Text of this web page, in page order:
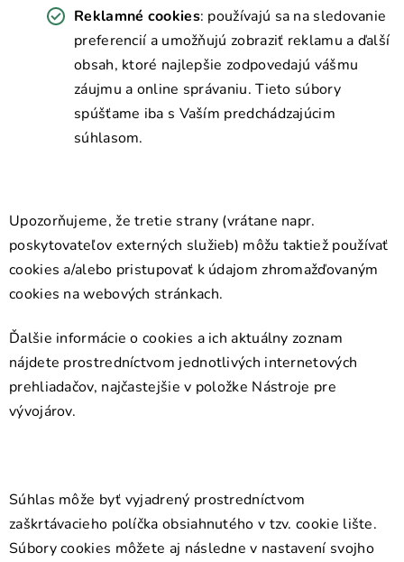
Reklamné cookies: používajú sa na sledovanie
preferencií a umožňujú zobraziť reklamu a ďalší
obsah, ktoré najlepšie zodpovedajú vášmu
záujmu a online správaniu. Tieto súbory
spúšťame iba s Vaším predchádzajúcim
súhlasom.
Upozorňujeme, že tretie strany (vrátane napr.
poskytovateľov externých služieb) môžu taktiež používať
cookies a/alebo pristupovať k údajom zhromažďovaným
cookies na webových stránkach.
Ďalšie informácie o cookies a ich aktuálny zoznam
nájdete prostredníctvom jednotlivých internetových
prehliadačov, najčastejšie v položke Nástroje pre
vývojárov.
Súhlas môže byť vyjadrený prostredníctvom
zaškrtávacieho políčka obsiahnutého v tzv. cookie lište.
Súbory cookies môžete aj následne v nastavení svojho